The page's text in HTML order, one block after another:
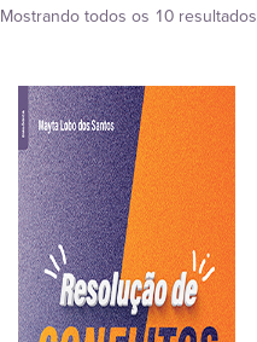
Mostrando todos os 10 resultados